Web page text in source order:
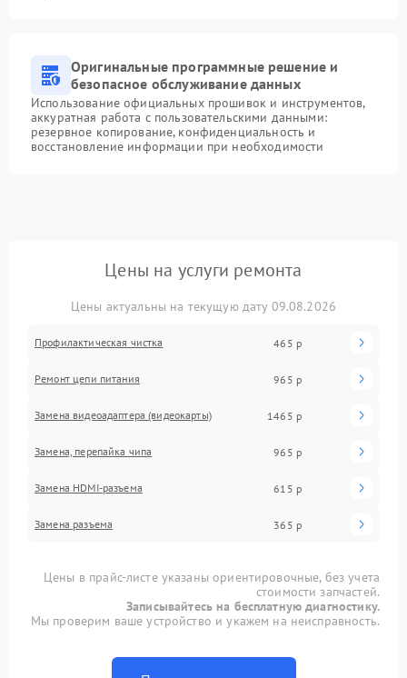
Оригинальные программные решение и
безопасное обслуживание данных
Использование официальных прошивок и инструментов,
аккуратная работа с пользовательскими данными:
резервное копирование, конфиденциальность и
восстановление информации при необходимости
Цены на услуги ремонта
Цены актуальны на текущую дату 09.08.2026
Профилактическая чистка 465 р
Ремонт цепи питания 965 р
Замена видеоадаптера (видеокарты) 1465 р
Замена, перепайка чипа 965 р
Замена HDMI-разъема 615 р
Замена разъема 365 р
Цены в прайс-листе указаны ориентировочные, без учета
стоимости запчастей.
Записывайтесь на бесплатную диагностику.
Мы проверим ваше устройство и укажем на неисправность.